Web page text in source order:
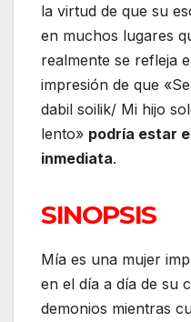
la virtud de que su
en muchos lugares
realmente se refleja
impresión de que
dabil soilik/ Mi hijo
lento» podría estar
inmediata.
SINOPSIS
Mía es una mujer
en el día a día de su
demonios mientras